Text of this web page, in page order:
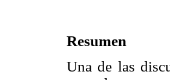
Resumen
Una de las